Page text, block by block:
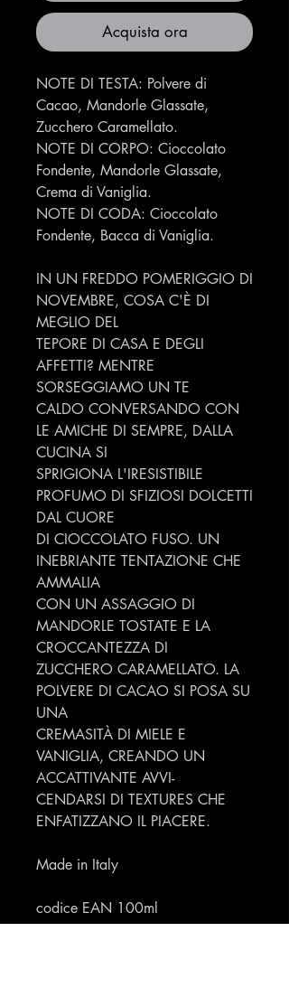
Acquista ora
NOTE DI TESTA: Polvere di
Cacao, Mandorle Glassate,
Zucchero Caramellato.
NOTE DI CORPO: Cioccolato
Fondente, Mandorle Glassate,
Crema di Vaniglia.
NOTE DI CODA: Cioccolato
Fondente, Bacca di Vaniglia.
IN UN FREDDO POMERIGGIO DI
NOVEMBRE, COSA C'È DI
MEGLIO DEL
TEPORE DI CASA E DEGLI
AFFETTI? MENTRE
SORSEGGIAMO UN TE
CALDO CONVERSANDO CON
LE AMICHE DI SEMPRE, DALLA
CUCINA SI
SPRIGIONA L'IRESISTIBILE
PROFUMO DI SFIZIOSI DOLCETTI
DAL CUORE
DI CIOCCOLATO FUSO. UN
INEBRIANTE TENTAZIONE CHE
AMMALIA
CON UN ASSAGGIO DI
MANDORLE TOSTATE E LA
CROCCANTEZZA DI
ZUCCHERO CARAMELLATO. LA
POLVERE DI CACAO SI POSA SU
UNA
CREMASITÀ DI MIELE E
VANIGLIA, CREANDO UN
ACCATTIVANTE AVVI-
CENDARSI DI TEXTURES CHE
ENFATIZZANO IL PIACERE.
Made in Italy
codice EAN 100ml
8054188205247